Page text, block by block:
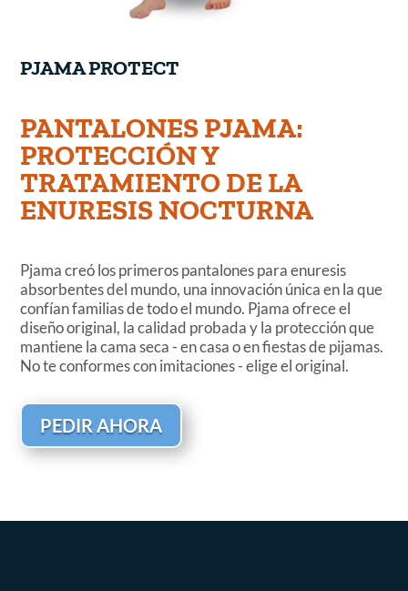
PJAMA PROTECT
PANTALONES PJAMA:
PROTECCIÓN Y
TRATAMIENTO DE LA
ENURESIS NOCTURNA
Pjama creó los primeros pantalones para enuresis
absorbentes del mundo, una innovación única en la que
confían familias de todo el mundo. Pjama ofrece el
diseño original, la calidad probada y la protección que
mantiene la cama seca - en casa o en fiestas de pijamas.
No te conformes con imitaciones - elige el original.
PEDIR AHORA